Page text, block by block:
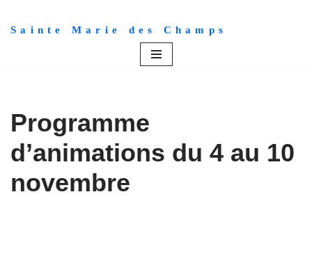
Aller
Sainte Marie des Champs
Programme
d’animations du 4 au 10
novembre